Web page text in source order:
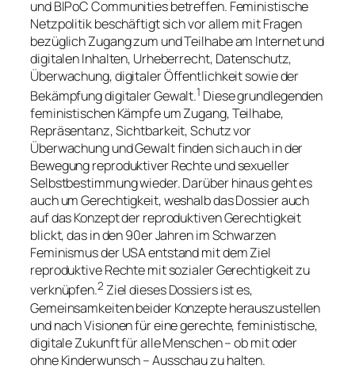
und BIPoC Communities betreffen. Feministische
Netzpolitik beschäftigt sich vor allem mit Fragen
bezüglich Zugang zum und Teilhabe am Internet und
digitalen Inhalten, Urheberrecht, Datenschutz,
Überwachung, digitaler Öffentlichkeit sowie der
Bekämpfung digitaler Gewalt.1 Diese grundlegenden
feministischen Kämpfe um Zugang, Teilhabe,
Repräsentanz, Sichtbarkeit, Schutz vor
Überwachung und Gewalt finden sich auch in der
Bewegung reproduktiver Rechte und sexueller
Selbstbestimmung wieder. Darüber hinaus geht es
auch um Gerechtigkeit, weshalb das Dossier auch
auf das Konzept der reproduktiven Gerechtigkeit
blickt, das in den 90er Jahren im Schwarzen
Feminismus der USA entstand mit dem Ziel
reproduktive Rechte mit sozialer Gerechtigkeit zu
verknüpfen.2 Ziel dieses Dossiers ist es,
Gemeinsamkeiten beider Konzepte herauszustellen
und nach Visionen für eine gerechte, feministische,
digitale Zukunft für alle Menschen – ob mit oder
ohne Kinderwunsch – Ausschau zu halten.